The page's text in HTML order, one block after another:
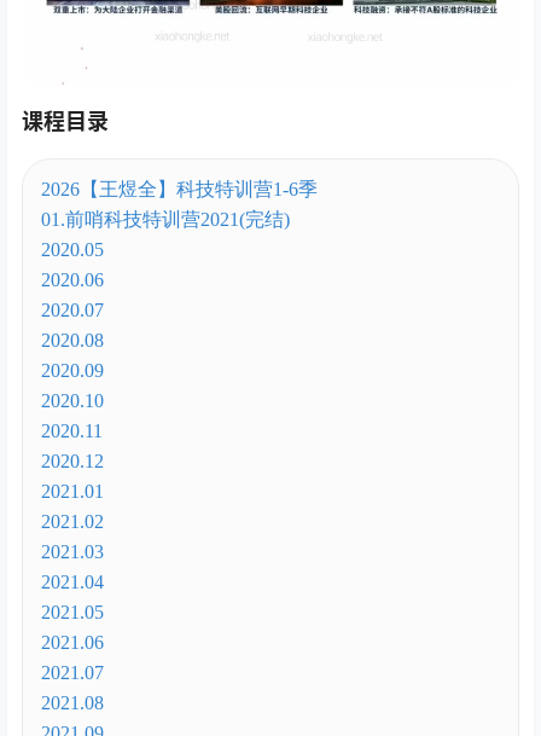
课程目录
2026【王煜全】科技特训营1-6季
01.前哨科技特训营2021(完结)
2020.05
2020.06
2020.07
2020.08
2020.09
2020.10
2020.11
2020.12
2021.01
2021.02
2021.03
2021.04
2021.05
2021.06
2021.07
2021.08